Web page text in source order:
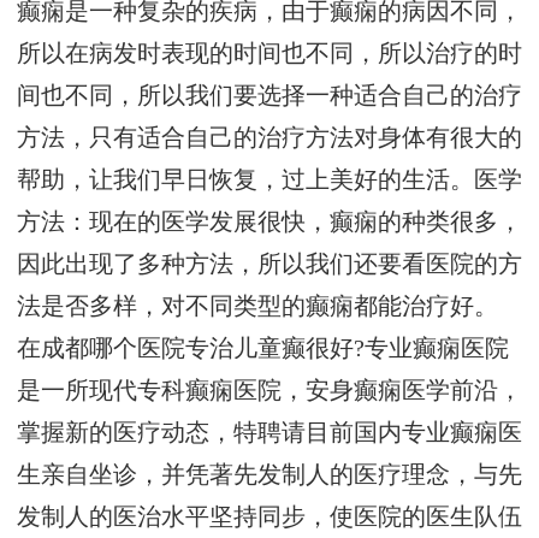
癫痫是一种复杂的疾病，由于癫痫的病因不同，
所以在病发时表现的时间也不同，所以治疗的时
间也不同，所以我们要选择一种适合自己的治疗
方法，只有适合自己的治疗方法对身体有很大的
帮助，让我们早日恢复，过上美好的生活。医学
方法：现在的医学发展很快，癫痫的种类很多，
因此出现了多种方法，所以我们还要看医院的方
法是否多样，对不同类型的癫痫都能治疗好。
在成都哪个医院专治儿童癫很好?专业癫痫医院
是一所现代专科癫痫医院，安身癫痫医学前沿，
掌握新的医疗动态，特聘请目前国内专业癫痫医
生亲自坐诊，并凭著先发制人的医疗理念，与先
发制人的医治水平坚持同步，使医院的医生队伍